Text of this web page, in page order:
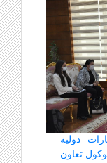
دولية
تعاون